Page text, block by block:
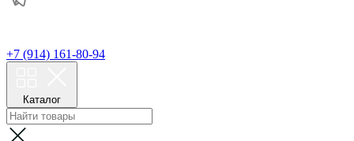
+7 (914) 161-80-94
Каталог